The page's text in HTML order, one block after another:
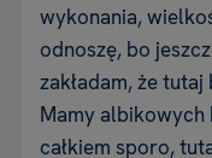
wykonania,
odnoszę, bo
zakładam, że
Mamy albikowych
całkiem sporo,